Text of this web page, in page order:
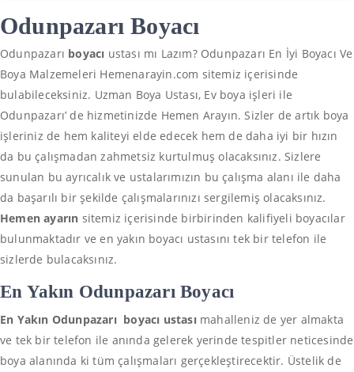
Odunpazarı Boyacı
Odunpazarı boyacı ustası mı Lazım? Odunpazarı En İyi Boyacı Ve
Boya Malzemeleri Hemenarayin.com sitemiz içerisinde
bulabileceksiniz. Uzman Boya Ustası, Ev boya işleri ile
Odunpazarı’ de hizmetinizde Hemen Arayın. Sizler de artık boya
işleriniz de hem kaliteyi elde edecek hem de daha iyi bir hızın
da bu çalışmadan zahmetsiz kurtulmuş olacaksınız. Sizlere
sunulan bu ayrıcalık ve ustalarımızın bu çalışma alanı ile daha
da başarılı bir şekilde çalışmalarınızı sergilemiş olacaksınız.
Hemen ayarın sitemiz içerisinde birbirinden kalifiyeli boyacılar
bulunmaktadır ve en yakın boyacı ustasını tek bir telefon ile
sizlerde bulacaksınız.
En Yakın Odunpazarı Boyacı
En Yakın Odunpazarı boyacı ustasımahalleniz de yer almakta
ve tek bir telefon ile anında gelerek yerinde tespitler neticesinde
boya alanında ki tüm çalışmaları gerçekleştirecektir. Üstelik de